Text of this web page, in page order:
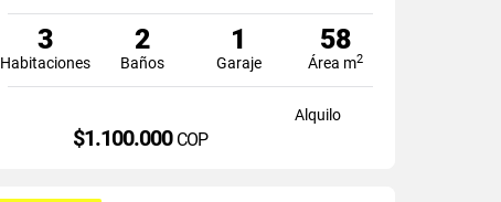
3
Habitaciones
2
Baños
1
Garaje
58
Área m2
Alquilo
$1.100.000 COP